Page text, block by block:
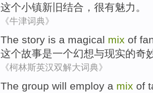
这个小镇新旧结合，很有魅力。
《牛津词典》
The story is a magical mix of
这个故事是一个幻想与现实的奇
《柯林斯英汉双解大词典》
The group will employ a mix of